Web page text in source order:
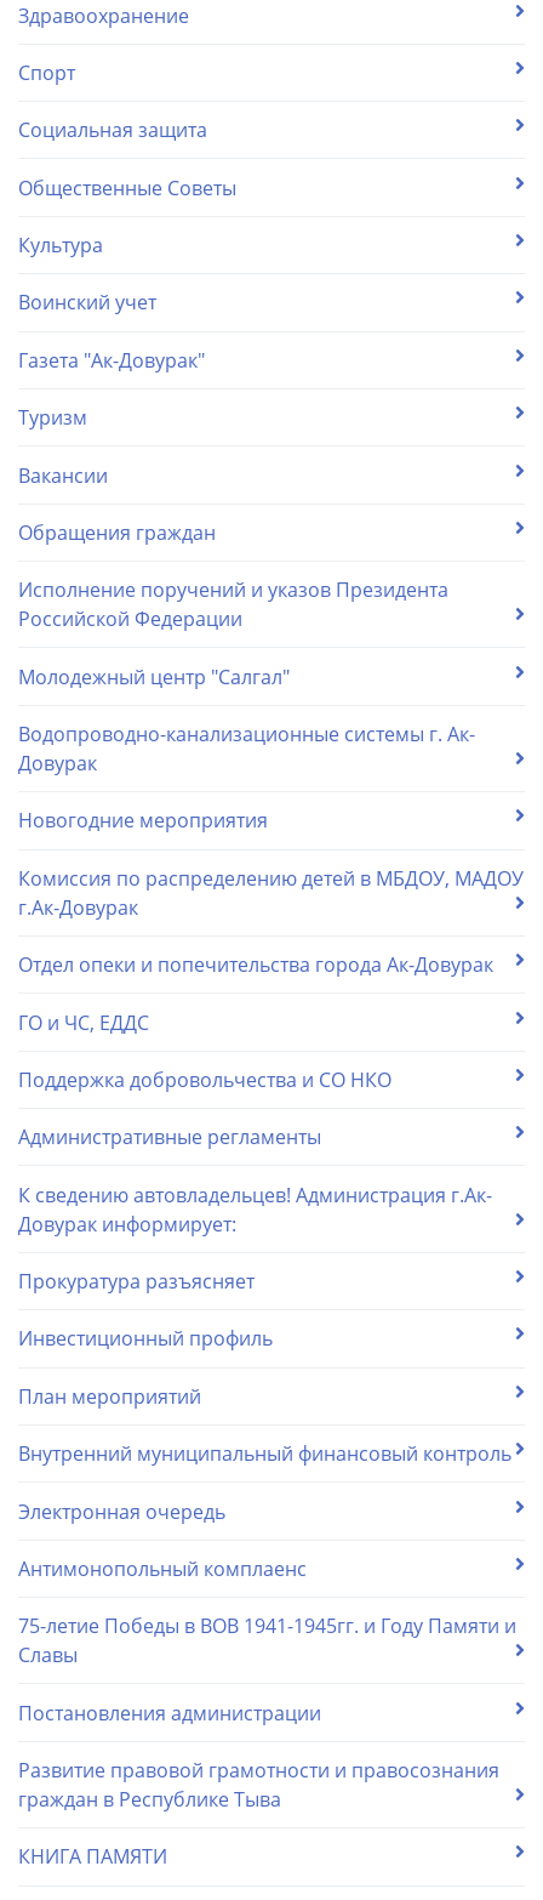
Здравоохранение
Спорт
Социальная защита
Общественные Советы
Культура
Воинский учет
Газета "Ак-Довурак"
Туризм
Вакансии
Обращения граждан
Исполнение поручений и указов Президента
Российской Федерации
Молодежный центр "Салгал"
Водопроводно-канализационные системы г. Ак-
Довурак
Новогодние мероприятия
Комиссия по распределению детей в МБДОУ, МАДОУ
г.Ак-Довурак
Отдел опеки и попечительства города Ак-Довурак
ГО и ЧС, ЕДДС
Поддержка добровольчества и СО НКО
Административные регламенты
К сведению автовладельцев! Администрация г.Ак-
Довурак информирует:
Прокуратура разъясняет
Инвестиционный профиль
План мероприятий
Внутренний муниципальный финансовый контроль
Электронная очередь
Антимонопольный комплаенс
75-летие Победы в ВОВ 1941-1945гг. и Году Памяти и
Славы
Постановления администрации
Развитие правовой грамотности и правосознания
граждан в Республике Тыва
КНИГА ПАМЯТИ